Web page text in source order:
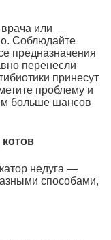
или
Соблюдайте
предназначения
перенесли
принесут
проблему и
больше шансов
котов
недуга —
способами,